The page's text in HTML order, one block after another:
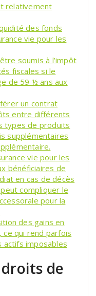
relativement
des fonds
vie pour les
soumis à l’impôt
fiscales si le
de 59 ½ ans aux
un contrat
entre différents
types de produits
supplémentaires
vie pour les
bénéficiaires de
en cas de décès
compliquer le
pour la
des gains en
ce qui rend parfois
actifs imposables
de